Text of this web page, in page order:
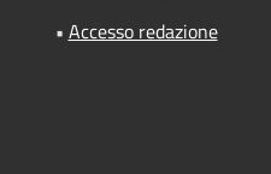
• Accesso redazione